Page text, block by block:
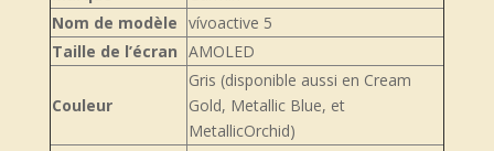
Nom de modèle vívoactive 5
Taille de l’écran AMOLED
Couleur
Gris (disponible aussi en Cream
Gold, Metallic Blue, et
MetallicOrchid)